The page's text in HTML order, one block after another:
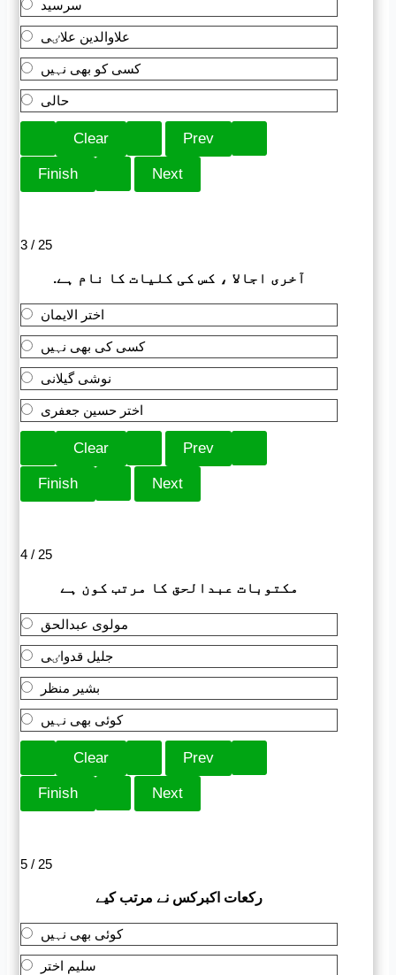
سرسید
علاوالدین علاٸی
کسی کو بھی نہیں
حالی
3 / 25
.آخری اجالا ، کس کی کلیات کا نام ہے
اختر الایمان
کسی کی بھی نہیں
نوشی گیلانی
اختر حسین جعفری
4 / 25
مکتوبات عبدالحق کا مرتب کون ہے
مولوی عبدالحق
جلیل قدواٸی
بشیر منظر
کوئی بھی نہیں
5 / 25
رکعات اکبرکس نے مرتب کیے
کوئی بھی نہیں
سلیم اختر